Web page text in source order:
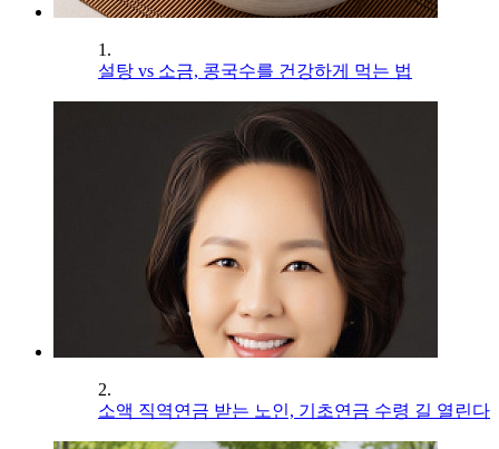
1.
설탕 vs 소금, 콩국수를 건강하게 먹는 법
2.
소액 직역연금 받는 노인, 기초연금 수령 길 열린다